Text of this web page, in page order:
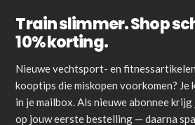
Train slimmer. Shop
10% korting.
Nieuwe vechtsport- en
kooptips die miskopen voorkomen?
in je mailbox. Als nieuwe abonnee
op jouw eerste bestelling — daarna